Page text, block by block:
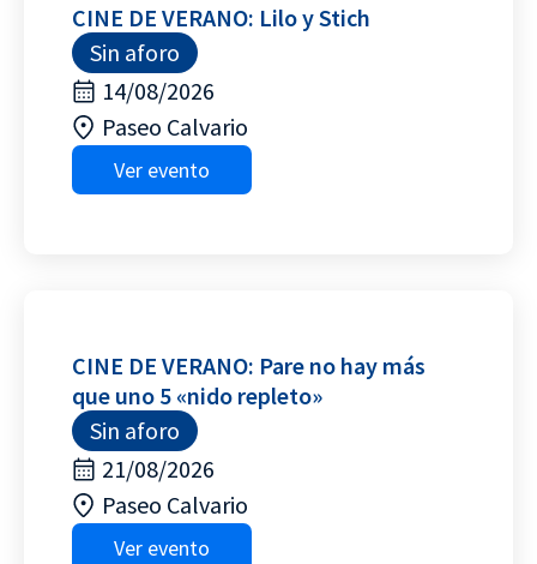
CINE DE VERANO: Lilo y Stich
Sin aforo
14/08/2026
Paseo Calvario
Ver evento
CINE DE VERANO: Pare no hay más
que uno 5 «nido repleto»
Sin aforo
21/08/2026
Paseo Calvario
Ver evento